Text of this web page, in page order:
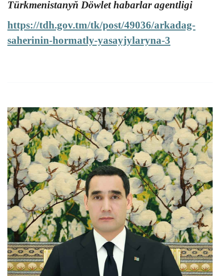
Türkmenistanyň Döwlet habarlar agentligi
https://tdh.gov.tm/tk/post/49036/arkadag-
saherinin-hormatly-yasayjylaryna-3